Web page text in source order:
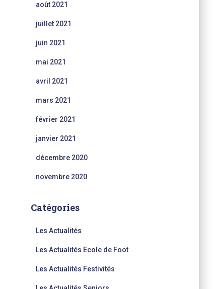
août 2021
juillet 2021
juin 2021
mai 2021
avril 2021
mars 2021
février 2021
janvier 2021
décembre 2020
novembre 2020
Catégories
Les Actualités
Les Actualités Ecole de Foot
Les Actualités Festivités